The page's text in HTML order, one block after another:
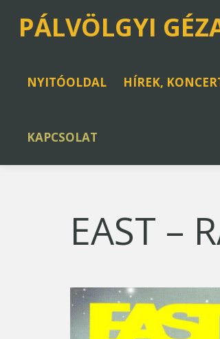
PÁLVÖLGYI
NYITÓOLDAL HÍREK,
KAPCSOLAT
EAST –